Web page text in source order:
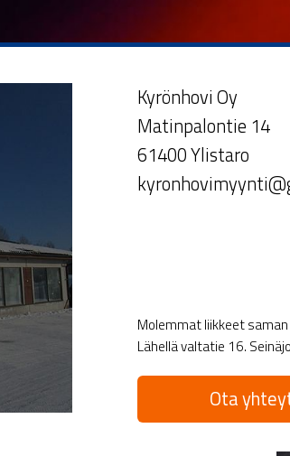
Kyrönhovi Oy
Matinpalontie 14
61400 Ylistaro
Molemmat liikkeet
Lähellä valtatie 16.
Ota